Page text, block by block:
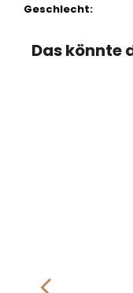
Geschlecht:
Das könnte